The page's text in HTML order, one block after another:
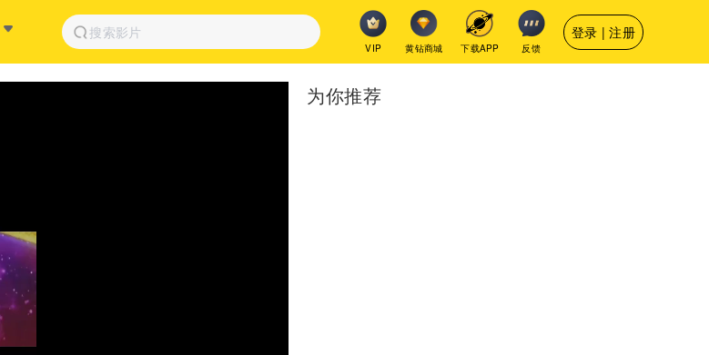
VIP 黄钻商城 下载APP 反馈
登录 | 注册
为你推荐